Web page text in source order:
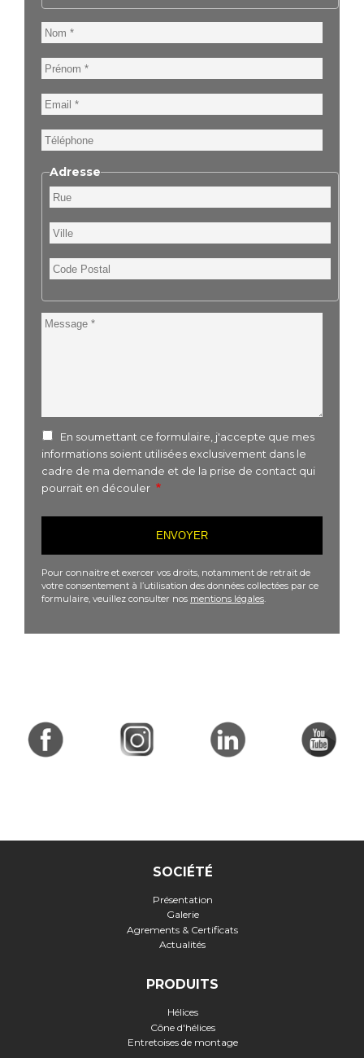
Nom
Prénom
Email
Téléphone
Adresse
Rue
Ville
Code
Postal
Message
En soumettant ce formulaire, j'accepte que mes
informations soient utilisées exclusivement dans le
cadre de ma demande et de la prise de contact qui
pourrait en découler
Pour connaitre et exercer vos droits, notamment de retrait de
votre consentement à l’utilisation des données collectées par ce
formulaire, veuillez consulter nos mentions légales.
SOCIÉTÉ
Présentation
Galerie
Agrements & Certificats
Actualités
PRODUITS
Hélices
Cône d'hélices
Entretoises de montage